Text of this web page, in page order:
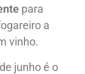
para
a
vinho.
junho é o